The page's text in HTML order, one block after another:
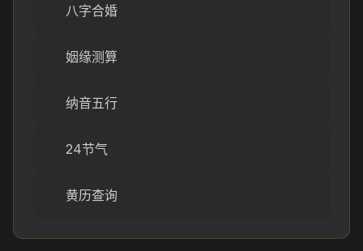
八字合婚
姻缘测算
纳音五行
24节气
黄历查询